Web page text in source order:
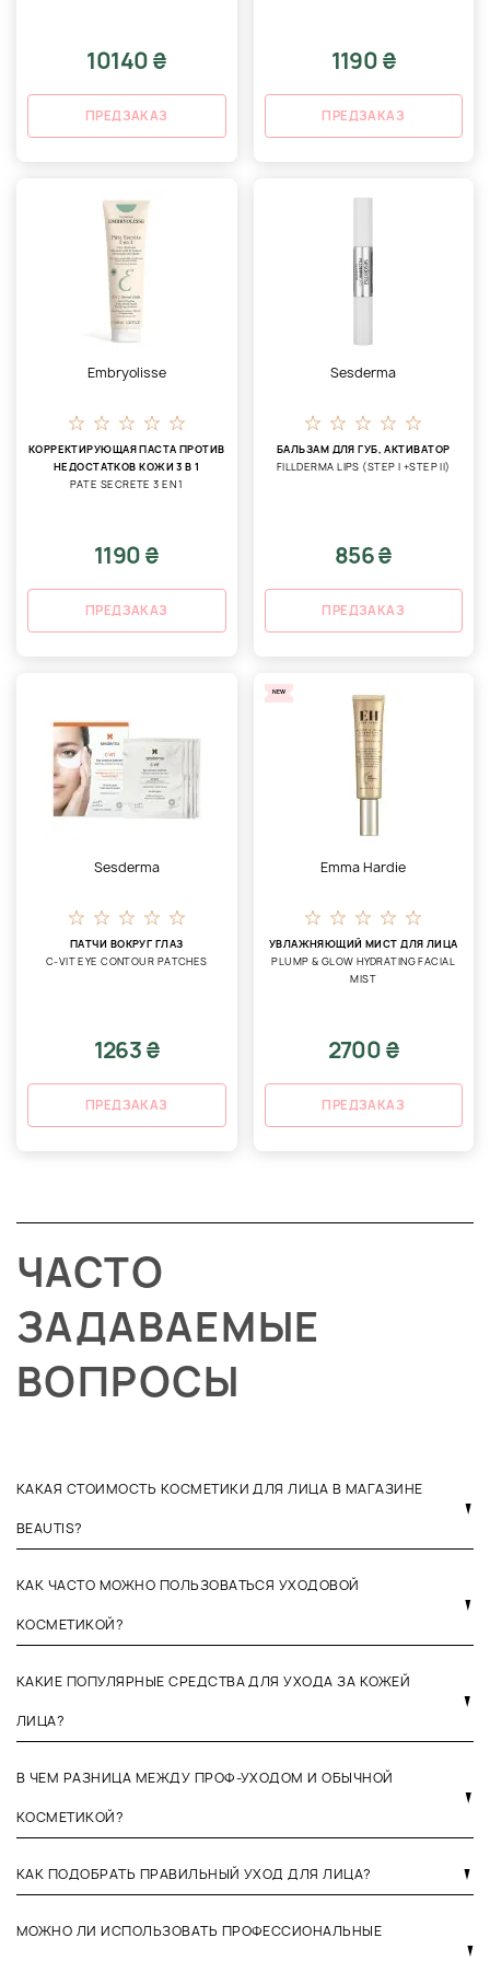
10140 ₴
ПРЕДЗАКАЗ
1190 ₴
ПРЕДЗАКАЗ
Embryolisse
КОРРЕКТИРУЮЩАЯ ПАСТА ПРОТИВ
НЕДОСТАТКОВ КОЖИ 3 В 1
PATE SECRETE 3 EN 1
1190 ₴
ПРЕДЗАКАЗ
Sesderma
БАЛЬЗАМ ДЛЯ ГУБ, АКТИВАТОР
FILLDERMA LIPS (STEP I +STEP II)
856 ₴
ПРЕДЗАКАЗ
Sesderma
ПАТЧИ ВОКРУГ ГЛАЗ
C-VIT EYE CONTOUR PATCHES
1263 ₴
ПРЕДЗАКАЗ
NEW
Emma Hardie
УВЛАЖНЯЮЩИЙ МИСТ ДЛЯ ЛИЦА
PLUMP & GLOW HYDRATING FACIAL
MIST
2700 ₴
ПРЕДЗАКАЗ
ЧАСТО
ЗАДАВАЕМЫЕ
ВОПРОСЫ
КАКАЯ СТОИМОСТЬ КОСМЕТИКИ ДЛЯ ЛИЦА В МАГАЗИНЕ
BEAUTIS?
КАК ЧАСТО МОЖНО ПОЛЬЗОВАТЬСЯ УХОДОВОЙ
КОСМЕТИКОЙ?
КАКИЕ ПОПУЛЯРНЫЕ СРЕДСТВА ДЛЯ УХОДА ЗА КОЖЕЙ
ЛИЦА?
В ЧЕМ РАЗНИЦА МЕЖДУ ПРОФ-УХОДОМ И ОБЫЧНОЙ
КОСМЕТИКОЙ?
КАК ПОДОБРАТЬ ПРАВИЛЬНЫЙ УХОД ДЛЯ ЛИЦА?
МОЖНО ЛИ ИСПОЛЬЗОВАТЬ ПРОФЕССИОНАЛЬНЫЕ